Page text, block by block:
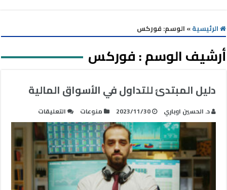
الرئيسية» الوسم: فوركس
أرشيف الوسم :فوركس
دليل المبتدئ للتداول في الأسواق المالية
د. الحسين اوباري 2023/11/30 منوعات التعليقات
دليل
المبتدئ
للتداول
في
الأسواق
المالية